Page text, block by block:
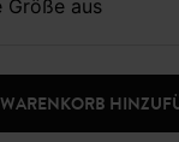
Größe aus